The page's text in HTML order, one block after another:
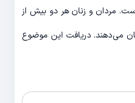
مردان و زنان هر دو بیش از
می‌دهند. دریافت این موضوع